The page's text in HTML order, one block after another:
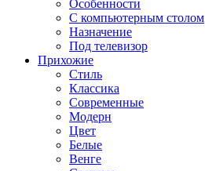
Особенности
С компьютерным столом
Назначение
Под телевизор
Прихожие
Стиль
Классика
Современные
Модерн
Цвет
Белые
Венге